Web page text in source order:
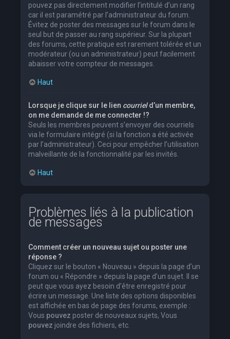
pouvez pas directement modifier l’intitulé d’un rang
car il est paramétré par l’administrateur du forum.
Évitez de poster des messages sur le forum dans le
seul but de passer au rang supérieur. Sur la plupart
des forums, cette pratique est rarement tolérée et un
modérateur (ou un administrateur) peut facilement
abaisser votre compteur de messages.
Haut
Lorsque je clique sur le lien courrield’un membre,
on me demande de me connecter !?
Seuls les membres peuvent s’envoyer des courriels
via le formulaire intégré (si la fonction a été activée
par l’administrateur). Ceci pour empêcher l’utilisation
malveillante de la fonctionnalité par les invités.
Haut
Problèmes liés à la publication
de messages
Comment créer un nouveau sujet ou poster une
réponse ?
Cliquez sur le bouton « Nouveau » depuis la page d’un
forum ou « Répondre » depuis la page d’un sujet. Il se
peut que vous ayez besoin d’être enregistré pour
écrire un message. Une liste des options disponibles
est affichée en bas de page des forums, exemple :
Vous pouvez poster de nouveaux sujets, Vous
pouvez joindre des fichiers, etc.